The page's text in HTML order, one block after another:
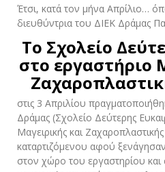
Έτσι, κατά τον μήνα Απρίλιο…
διευθύντρια του ΔΙΕΚ Δράμας
Το Σχολείο
στο εργαστήριο
στις 3 Απριλίου
Δράμας (Σχολείο Δεύτερης
Μαγειρικής και
καταρτιζόμενου αφού
στον χώρο του εργαστηρίου